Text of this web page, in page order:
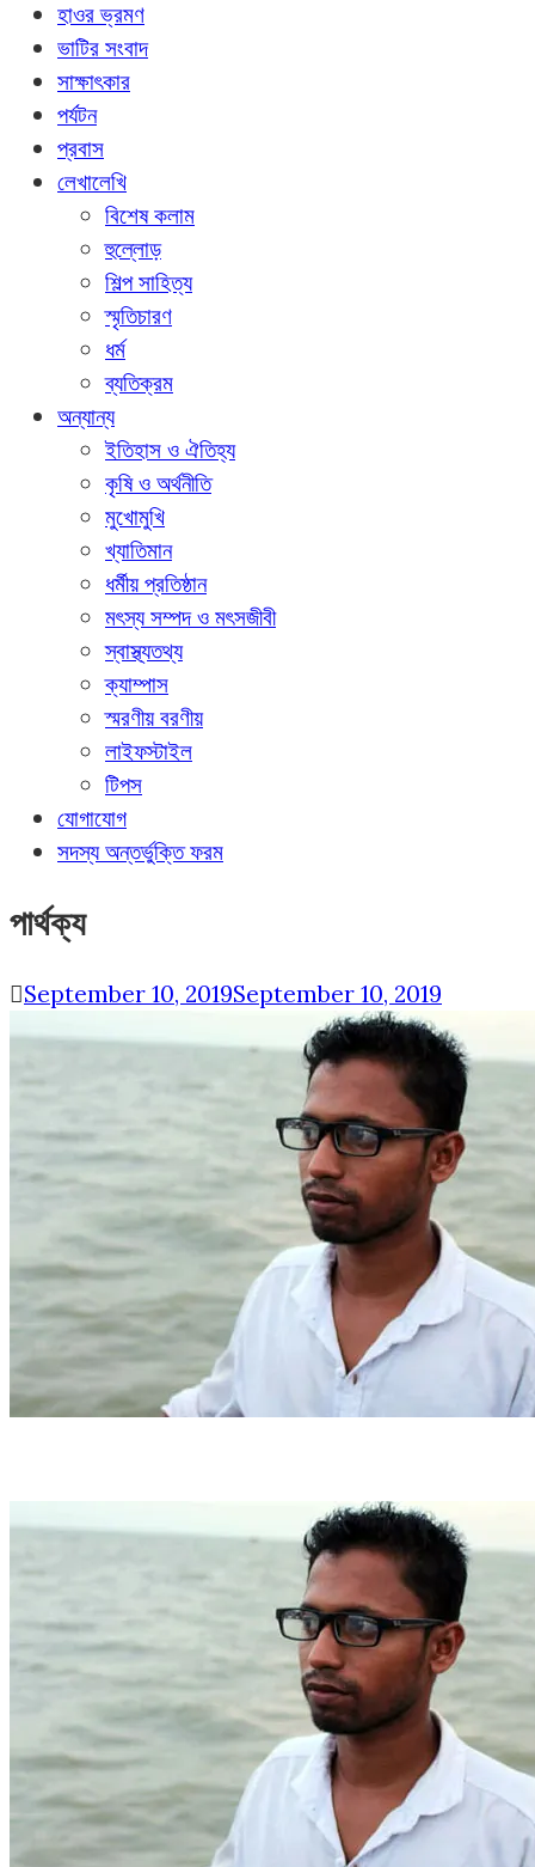
হাওর ভ্রমণ
ভাটির সংবাদ
সাক্ষাৎকার
পর্যটন
প্রবাস
লেখালেখি
বিশেষ কলাম
হুল্লোড়
শিল্প সাহিত্য
স্মৃতিচারণ
ধর্ম
ব্যতিক্রম
অন্যান্য
ইতিহাস ও ঐতিহ্য
কৃষি ও অর্থনীতি
মুখোমুখি
খ্যাতিমান
ধর্মীয় প্রতিষ্ঠান
মৎস্য সম্পদ ও মৎসজীবী
স্বাস্থ্যতথ্য
ক্যাম্পাস
স্মরণীয় বরণীয়
লাইফস্টাইল
টিপস
যোগাযোগ
সদস্য অন্তর্ভুক্তি ফরম
পার্থক্য
September 10, 2019September 10, 2019